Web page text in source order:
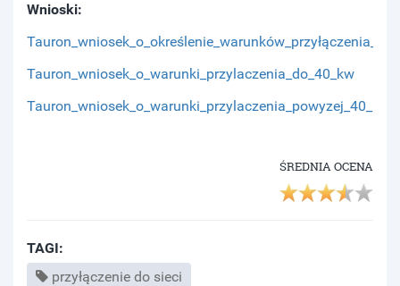
Wnioski:
Tauron_wniosek_o_warunki_przylaczenia_do_40_kw
Tauron_wniosek_o_warunki_przylaczenia_powyzej_40_kw
ŚREDNIA OCENA
TAGI:
przyłączenie do sieci